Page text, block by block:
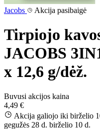
Jacobs Akcija pasibaigė
Tirpiojo
JACOBS
x 12,6 g/dėž.
Buvusi akcijos kaina
4,49 €
Akcija galiojo iki birželio
gegužės 28 d. birželio 10 d.